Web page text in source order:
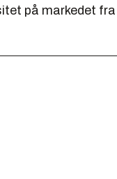
på markedet